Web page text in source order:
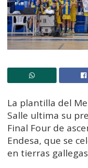
La plantilla del
Salle ultima su
Final Four de
Endesa, que se
en tierras